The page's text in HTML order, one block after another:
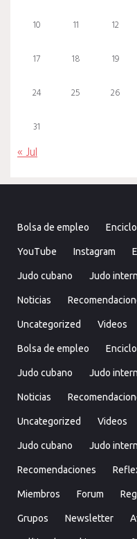
10 11 12
17 18 19
24 25 26
31
« Jul
Bolsa de empleo
YouTube Instagram
Judo cubano Judo
Noticias
Uncategorized Videos
Bolsa de empleo
Judo cubano Judo
Noticias
Uncategorized Videos
Judo cubano Judo
Recomendaciones
Miembros Forum
Grupos Newsletter